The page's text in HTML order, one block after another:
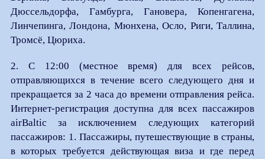
Дюссельдорфа, Гамбурга, Гановера, Копенгагена,
Линчепинга, Лондона, Мюнхена, Осло, Риги, Таллина,
Тромсё, Цюриха.
2. С 12:00 (местное время) для всех рейсов,
отправляющихся в течение всего следующего дня и
прекращается за 2 часа до времени отправления рейса.
Интернет-регистрация доступна для всех пассажиров
airBaltic за исключением следующих категорий
пассажиров: 1. Пассажиры, путешествующие в страны,
в которых требуется действующая виза и где перед